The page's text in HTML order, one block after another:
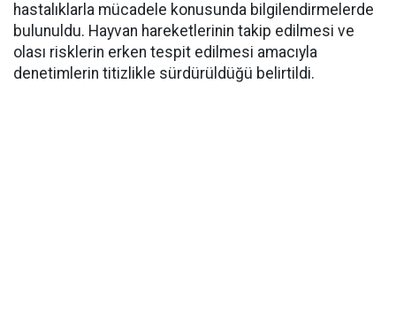
hastalıklarla mücadele konusunda bilgilendirmelerde
bulunuldu. Hayvan hareketlerinin takip edilmesi ve
olası risklerin erken tespit edilmesi amacıyla
denetimlerin titizlikle sürdürüldüğü belirtildi.